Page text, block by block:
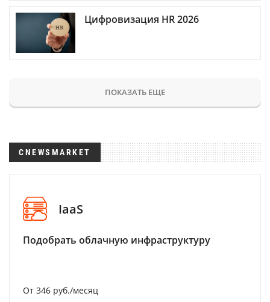
Цифровизация HR 2026
ПОКАЗАТЬ ЕЩЕ
CNEWSMARKET
IaaS
Подобрать облачную инфраструктуру
От 346 руб./месяц